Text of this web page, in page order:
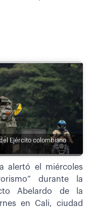
Ejército colombiano
alertó el miércoles
durante la
Abelardo de la
en Cali, ciudad